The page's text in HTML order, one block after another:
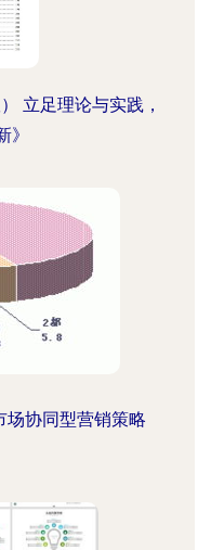
立足理论与实践，
》
协同型营销策略